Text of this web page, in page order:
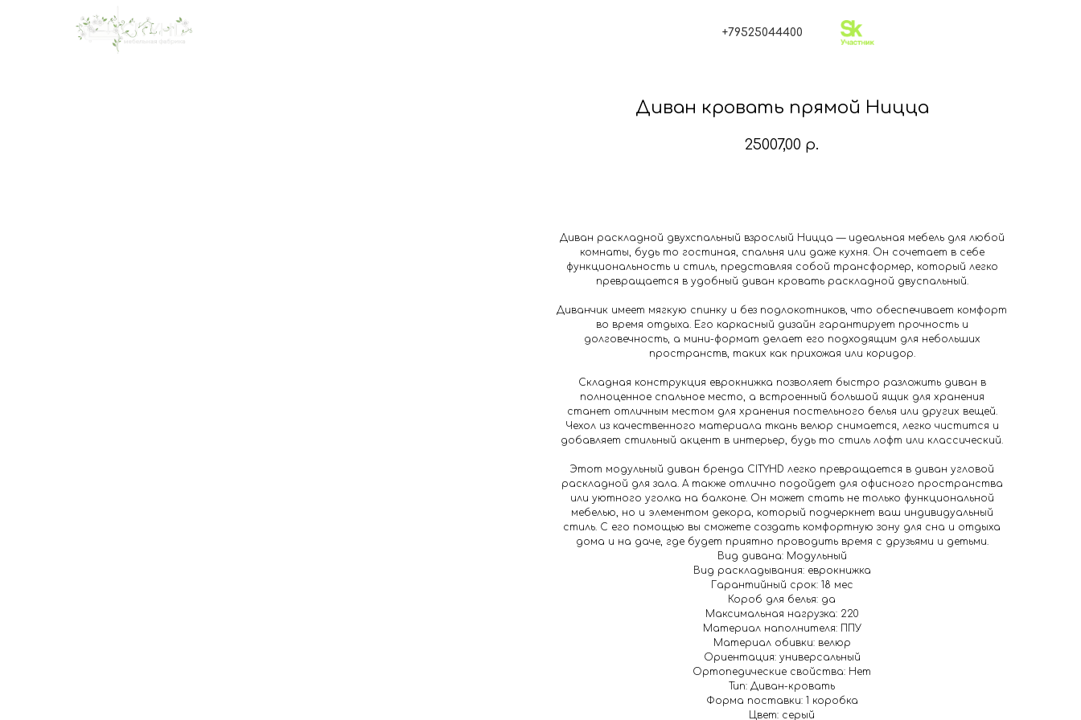
+79525044400
Диван кровать прямой Ницца
25007,00 р.
Диван раскладной двухспальный взрослый Ницца — идеальная мебель для любой
комнаты, будь то гостиная, спальня или даже кухня. Он сочетает в себе
функциональность и стиль, представляя собой трансформер, который легко
превращается в удобный диван кровать раскладной двуспальный.
Диванчик имеет мягкую спинку и без подлокотников, что обеспечивает комфорт
во время отдыха. Его каркасный дизайн гарантирует прочность и
долговечность, а мини-формат делает его подходящим для небольших
пространств, таких как прихожая или коридор.
Складная конструкция еврокнижка позволяет быстро разложить диван в
полноценное спальное место, а встроенный большой ящик для хранения
станет отличным местом для хранения постельного белья или других вещей.
Чехол из качественного материала ткань велюр снимается, легко чистится и
добавляет стильный акцент в интерьер, будь то стиль лофт или классический.
Этот модульный диван бренда CITYHD легко превращается в диван угловой
раскладной для зала. А также отлично подойдет для офисного пространства
или уютного уголка на балконе. Он может стать не только функциональной
мебелью, но и элементом декора, который подчеркнет ваш индивидуальный
стиль. С его помощью вы сможете создать комфортную зону для сна и отдыха
дома и на даче, где будет приятно проводить время с друзьями и детьми.
Вид дивана: Модульный
Вид раскладывания: еврокнижка
Гарантийный срок: 18 мес
Короб для белья: да
Максимальная нагрузка: 220
Материал наполнителя: ППУ
Материал обивки: велюр
Ориентация: универсальный
Ортопедические свойства: Нет
Тип: Диван-кровать
Форма поставки: 1 коробка
Цвет: серый